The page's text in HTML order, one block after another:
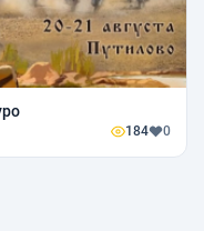
184 0